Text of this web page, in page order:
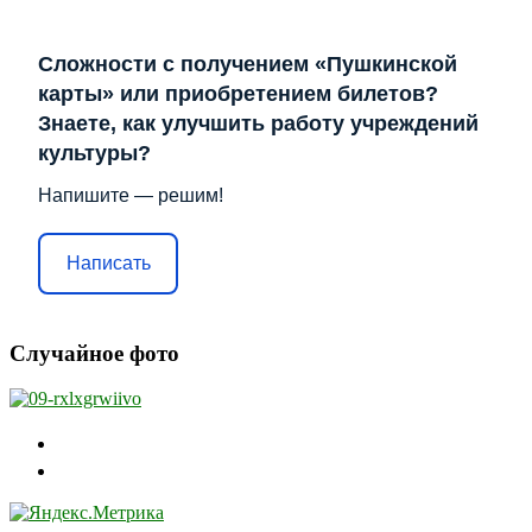
Сложности с получением «Пушкинской
карты» или приобретением билетов?
Знаете, как улучшить работу учреждений
культуры?
Напишите — решим!
Написать
Случайное фото